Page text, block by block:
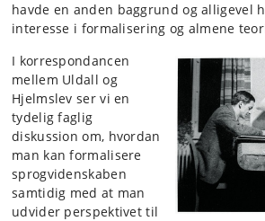
havde en anden baggrund og alligevel
interesse i formalisering og almene
I korrespondancen
mellem Uldall og
Hjelmslev ser vi en
tydelig faglig
diskussion om, hvordan
man kan formalisere
sprogvidenskaben
samtidig med at man
udvider perspektivet til